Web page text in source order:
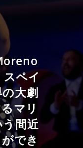
ペイ
大劇
マリ
間近
でき